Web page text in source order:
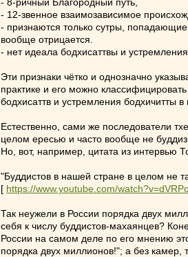
- 12-звенное взаимозависимое
- признаются только сутры,
вообще отрицается.
- нет идеала бодхисаттвы и
Эти признаки чётко и однозначно
практике и его можно
бодхисаттв и устремления бодхичитты
Естественно, сами же последователи
целом ересью и часто вообще не
Но, вот, например, цитата из интервью
"Буддистов в нашей стране в целом не
[ https://www.youtube.com/
Так неужели в России порядка двух
себя к числу буддистов-махаянцев?
России на самом деле по его мнению
порядка двух миллионов!"; а без камер,